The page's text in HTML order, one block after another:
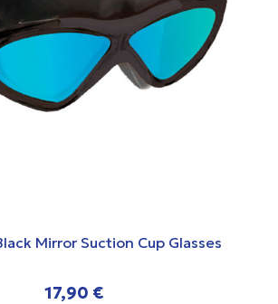
Mirror Suction Cup Glasses
17,90 €